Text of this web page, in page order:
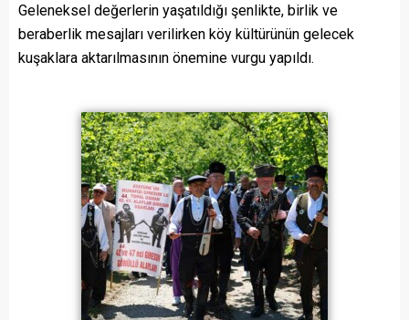
Geleneksel değerlerin yaşatıldığı şenlikte, birlik ve
beraberlik mesajları verilirken köy kültürünün gelecek
kuşaklara aktarılmasının önemine vurgu yapıldı.